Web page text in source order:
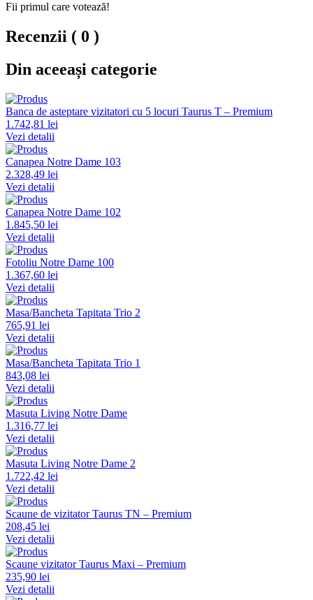
Fii primul care votează!
Recenzii ( 0 )
Din aceeași categorie
Banca de asteptare vizitatori cu 5 locuri Taurus T – Premium
1.742,81 lei
Vezi detalii
Canapea Notre Dame 103
2.328,49 lei
Vezi detalii
Canapea Notre Dame 102
1.845,50 lei
Vezi detalii
Fotoliu Notre Dame 100
1.367,60 lei
Vezi detalii
Masa/Bancheta Tapitata Trio 2
765,91 lei
Vezi detalii
Masa/Bancheta Tapitata Trio 1
843,08 lei
Vezi detalii
Masuta Living Notre Dame
1.316,77 lei
Vezi detalii
Masuta Living Notre Dame 2
1.722,42 lei
Vezi detalii
Scaune de vizitator Taurus TN – Premium
208,45 lei
Vezi detalii
Scaune vizitator Taurus Maxi – Premium
235,90 lei
Vezi detalii